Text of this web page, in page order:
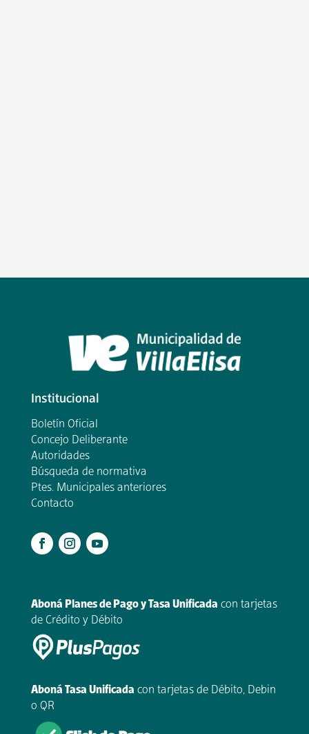
Institucional
Boletín Oficial
Concejo Deliberante
Autoridades
Búsqueda de normativa
Ptes. Municipales anteriores
Contacto
Aboná Planes de Pago y Tasa Unificada con tarjetas
de Crédito y Débito
Aboná Tasa Unificada con tarjetas de Débito, Debin
o QR